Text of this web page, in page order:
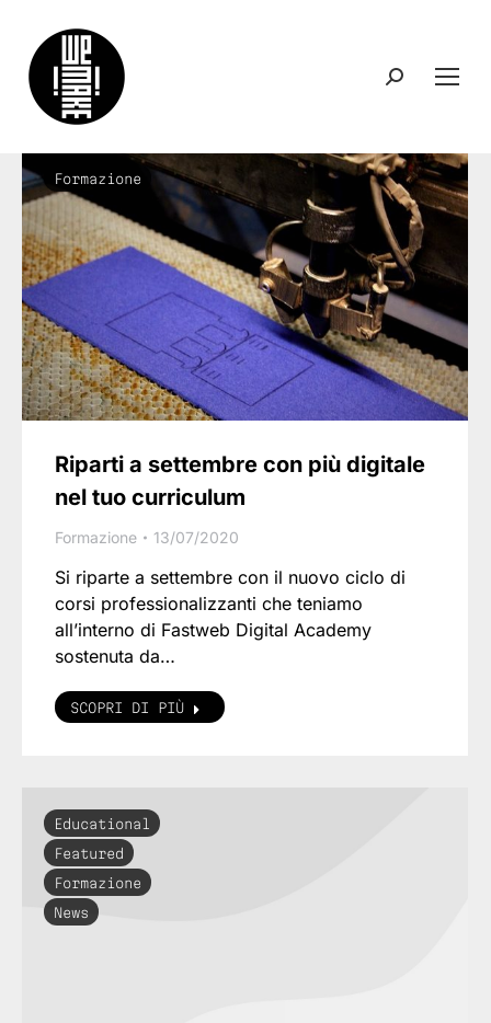
Search:
Formazione
Riparti a settembre con più digitale
nel tuo curriculum
Formazione 13/07/2020
Si riparte a settembre con il nuovo ciclo di
corsi professionalizzanti che teniamo
all’interno di Fastweb Digital Academy
sostenuta da…
SCOPRI DI PIÙ
Educational
Featured
Formazione
News